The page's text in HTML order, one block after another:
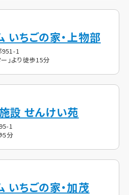
いちごの家・上物部
951-1
」より徒歩15分
設 せんけい苑
1
5分
いちごの家・加茂